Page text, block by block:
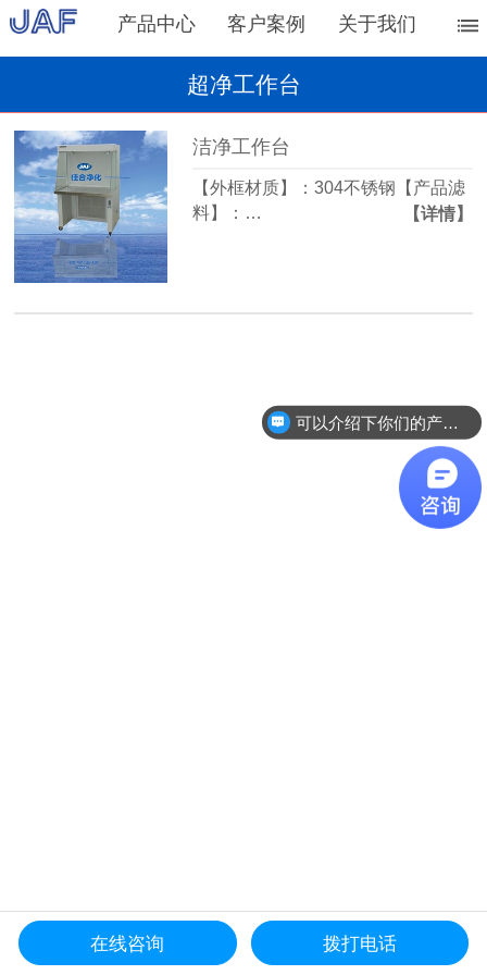
产品中心 客户案例 关于我们
超净工作台
洁净工作台
【外框材质】：304不锈钢【产品滤
料】：…
【详情】
更多产品导航
可以介绍下你们的产品么？
在线咨询 拨打电话